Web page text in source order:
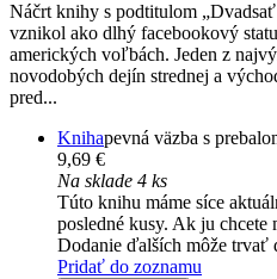
Náčrt knihy s podtitulom
vznikol ako dlhý facebookový
amerických voľbách. Jeden z
novodobých dejín strednej a
pred...
Knihapevná väzba s
9,69 €
Na sklade 4 ks
Túto knihu máme síce
posledné kusy. Ak ju
Dodanie ďalších môže trvať
Pridať do zoznamu